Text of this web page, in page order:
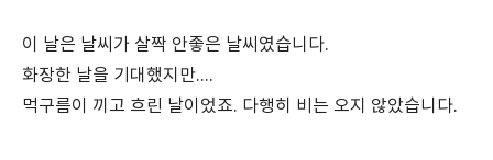
이 날은 날씨가 살짝 안좋은 날씨였습니다.
화장한 날을 기대했지만....
먹구름이 끼고 흐린 날이었죠. 다행히 비는 오지 않았습니다.